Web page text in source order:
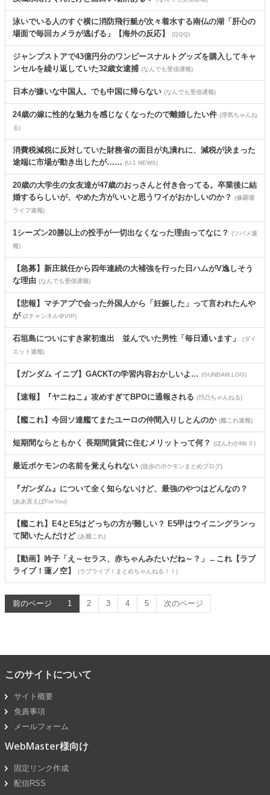
泳いでいる人のすぐ横に消防飛行艇が次々着水する南仏の湖「肝心の
場面で毎回カメラが逃げる」【海外の反応】
(QQQ)
ジャンプストアで43億円分のワンピースナルトグッズを購入してキャ
ンセルを繰り返していた32歳女逮捕 (なんでも受信遅報)
日本が嫌いな中国人。でも中国に帰らない (なんでも受信遅報)
24歳の嫁に性的な魅力を感じなくなったので離婚したい件 (浮気ちゃんね
る)
消費税減税に反対していた財務省の面目が丸潰れに、減税が決まった
途端に市場が動き出したが…… (U-1 NEWS)
20歳の大学生の女友達が47歳のおっさんと付き合ってる。卒業後に結
婚するらしいが、やめた方がいいと思うワイがおかしいのか？
(修羅場
ライフ速報)
1シーズン20勝以上の投手が一切出なくなった理由ってなに？
(ツバメ速
報)
【急募】新庄就任から四年連続の大補強を行った日ハムがV逸しそう
な理由 (なんでも受信遅報)
【悲報】マチアプで会った外国人から「妊娠した」って言われたんや
が (Zチャンネル＠VIP)
石垣島についにすき家初進出 並んでいた男性「毎日通います」
(ダイ
エット速報)
【ガンダム イニブ】GACKTの学習内容おかしいよ… (GUNDAM.LOG)
【速報】『ヤニねこ』攻めすぎてBPOに通報される (凹凸ちゃんねる)
【艦これ】今回ソ連艦てまたユーロの仲間入りしとんのか (艦これ速報)
短期間ならともかく 長期間賃貸に住むメリットって何？ (ほんわかMkⅡ)
最近ポケモンの名前を覚えられない (徒歩のポケモンまとめブログ)
『ガンダム』について全く知らないけど、最強のやつはどんなの？
(ああ言えばForYou)
【艦これ】E4とE5はどっちの方が難しい？ E5甲はウイニングランっ
て聞いたんだけど (あ艦これ)
【動画】吟子「え～セラス、赤ちゃんみたいだね～？」←これ【ラブ
ライブ！蓮ノ空】
(ラブライブ！まとめちゃんねる！！)
前のページ 1 2 3 4 5 次のページ
このサイトについて
サイト概要
免責事項
メールフォーム
WebMaster様向け
固定リンク作成
配信RSS